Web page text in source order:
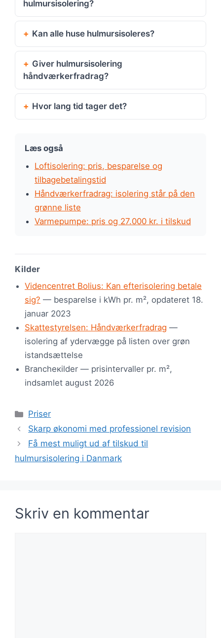
hulmursisolering?
Kan alle huse hulmursisoleres?
Giver hulmursisolering
håndværkerfradrag?
Hvor lang tid tager det?
Læs også
Loftisolering: pris, besparelse og
tilbagebetalingstid
Håndværkerfradrag: isolering står på den
grønne liste
Varmepumpe: pris og 27.000 kr. i tilskud
Kilder
Videncentret Bolius: Kan efterisolering betale
sig? — besparelse i kWh pr. m², opdateret 18.
januar 2023
Skattestyrelsen: Håndværkerfradrag —
isolering af ydervægge på listen over grøn
istandsættelse
Brancheкilder — prisintervaller pr. m²,
indsamlet august 2026
Kategorier
Priser
Skarp økonomi med professionel revision
Få mest muligt ud af tilskud til
hulmursisolering i Danmark
Skriv en kommentar